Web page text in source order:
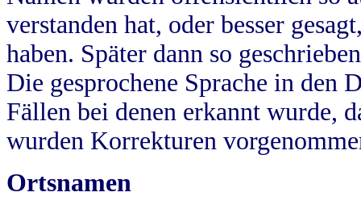
verstanden hat, oder besser
haben. Später dann so
Die gesprochene Sprache in
Fällen bei denen erkannt wurde,
wurden Korrekturen
Ortsnamen